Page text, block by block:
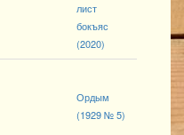
лист
бокъяс
(2020)
Ордым
(1929 № 5)